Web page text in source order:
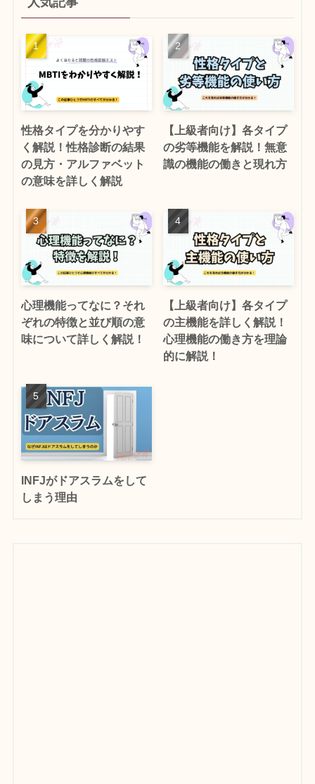
性格タイプを分かりやす
く解説！性格診断の結果
の見方・アルファベット
の意味を詳しく解説
【上級者向け】各タイプ
の劣等機能を解説！無意
識の機能の働きと現れ方
心理機能ってなに？それ
ぞれの特徴と並び順の意
味について詳しく解説！
【上級者向け】各タイプ
の主機能を詳しく解説！
心理機能の働き方を理論
的に解説！
INFJがドアスラムをして
しまう理由